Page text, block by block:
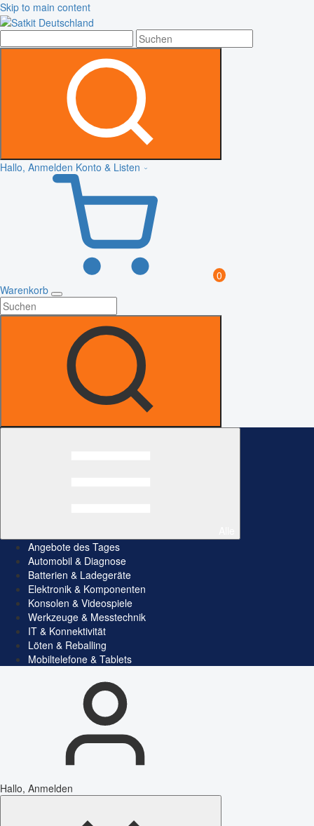
Skip to main content
Hallo, Anmelden Konto & Listen
0
Warenkorb
Angebote des Tages
Automobil & Diagnose
Batterien & Ladegeräte
Elektronik & Komponenten
Konsolen & Videospiele
Werkzeuge & Messtechnik
IT & Konnektivität
Löten & Reballing
Mobiltelefone & Tablets
Hallo, Anmelden